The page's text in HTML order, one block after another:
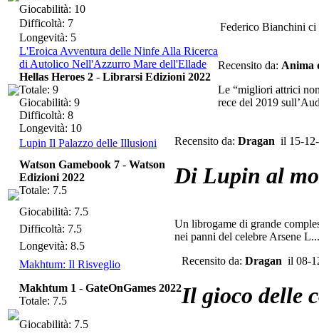
Federico Bianchini ci
Giocabilità: 10
Difficoltà: 7
Longevità: 5
L'Eroica Avventura delle Ninfe Alla Ricerca
di Autolico Nell'Azzurro Mare dell'Ellade
Recensito da: Anima
Le “migliori attrici
rece del 2019
Hellas Heroes 2 - Librarsi Edizioni 2022
Totale: 9
Giocabilità: 9
Difficoltà: 8
Longevità: 10
Lupin Il Palazzo delle Illusioni
Recensito da: Dragan il 15-
Di Lupin al
Un librogame di grande
nei panni del celebre Arsene L...
Watson Gamebook 7 - Watson
Edizioni 2022
Totale: 7.5
Giocabilità: 7.5
Difficoltà: 7.5
Longevità: 8.5
Makhtum: Il Risveglio
Recensito da: Dragan il 08-
Il gioco delle
Makhtum 1 - GateOnGames 2022
Totale: 7.5
Giocabilità: 7.5